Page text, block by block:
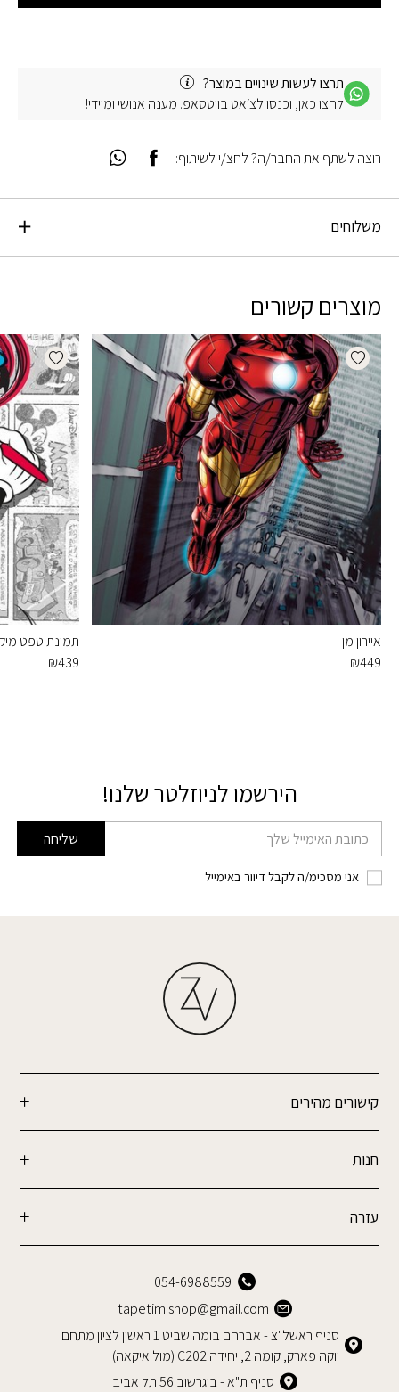
תרצו לעשות שינויים במוצר?
לחצו כאן, וכנסו לצ׳אט בווטסאפ. מענה אנושי ומיידי!
משלוחים
רוצה לשתף את החבר/ה? לחצ/י לשיתוף:
מוצרים קשורים
Add wishlist
איירון מן
₪449
wishlist
תמונת טפט
₪439
הירשמו לניוזלטר שלנו!
דוא׳׳ל שליחה
אני מסכימ/ה לקבל דיוור באימייל
קישורים מהירים
חנות
עזרה
054-6988559
tapetim.shop@gmail.com
סניף ראשל"צ - אברהם בומה שביט 1 ראשון לציון מתחם
יוקה פארק, קומה 2, יחידה C202 (מול איקאה)
סניף ת"א - בוגרשוב 56 תל אביב